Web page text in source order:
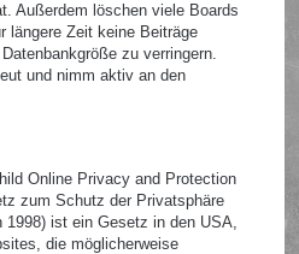
Außerdem löschen viele Boards
längere Zeit keine Beiträge
zu verringern.
und nimm aktiv an den
Online Privacy and Protection
zum Schutz der Privatsphäre
ist ein Gesetz in den USA,
die möglicherweise